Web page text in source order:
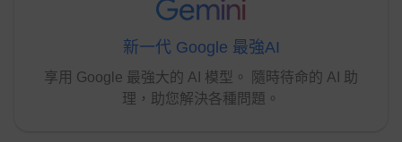
新一代 Google 最強AI
享用 Google 最強大的 AI 模型。 隨時待命的 AI 助
理，助您解決各種問題。